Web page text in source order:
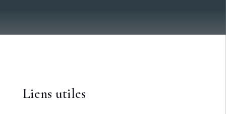
Liens utiles